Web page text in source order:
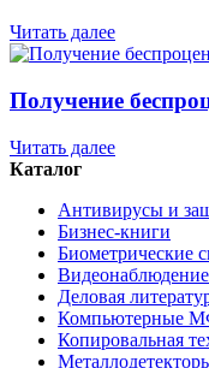
Читать далее
Получение
Читать далее
Каталог
Антивирусы и
Бизнес-книги
Биометрические
Деловая
Компьютерные
Копировальная